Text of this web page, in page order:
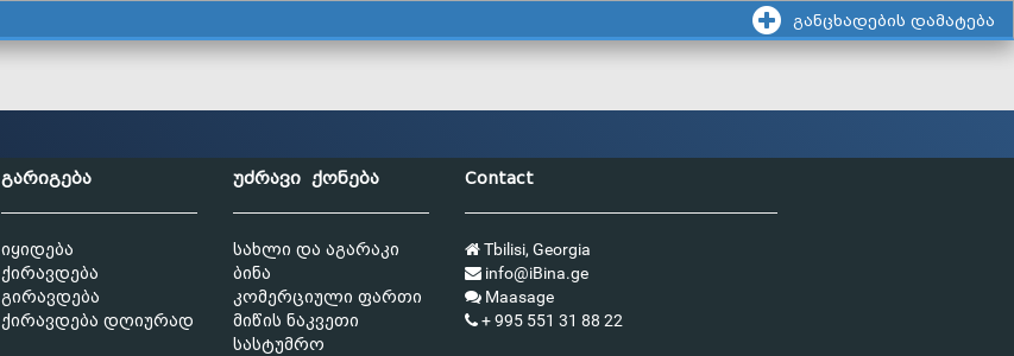
განცხადების დამატება
გარიგება
იყიდება
ქირავდება
გირავდება
ქირავდება დღიურად
უძრავი ქონება
სახლი და აგარაკი
ბინა
კომერციული ფართი
მიწის ნაკვეთი
სასტუმრო
Contact
Tbilisi, Georgia
info@iBina.ge
Maasage
+ 995 551 31 88 22